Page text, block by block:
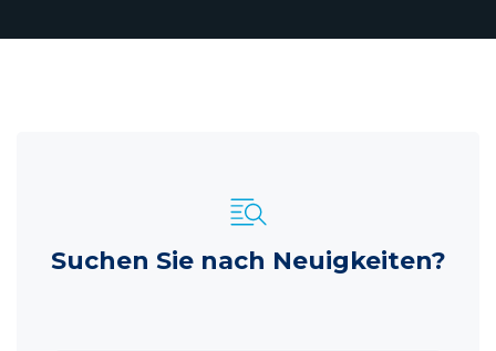
Suchen Sie nach Neuigkeiten?